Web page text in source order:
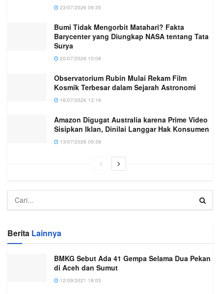
23/07/2026 09:35
Bumi Tidak Mengorbit Matahari? Fakta
Barycenter yang Diungkap NASA tentang Tata
Surya
20/07/2026 10:08
Observatorium Rubin Mulai Rekam Film
Kosmik Terbesar dalam Sejarah Astronomi
16/07/2026 13:16
Amazon Digugat Australia karena Prime Video
Sisipkan Iklan, Dinilai Langgar Hak Konsumen
13/07/2026 09:38
Berita Lainnya
BMKG Sebut Ada 41 Gempa Selama Dua Pekan
di Aceh dan Sumut
12/09/2021 18:05